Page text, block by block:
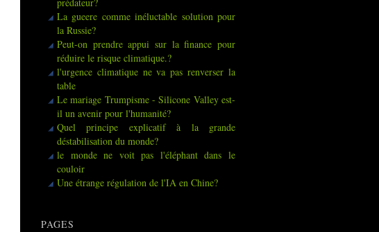
La gueere comme inéluctable solution pour
la Russie?
Peut-on prendre appui sur la finance pour
réduire le risque climatique.?
l'urgence climatique ne va pas renverser la
table
Le mariage Trumpisme - Silicone Valley est-
il un avenir pour l'humanité?
Quel principe explicatif à la grande
déstabilisation du monde?
le monde ne voit pas l'éléphant dans le
couloir
Une étrange régulation de l'IA en Chine?
PAGES